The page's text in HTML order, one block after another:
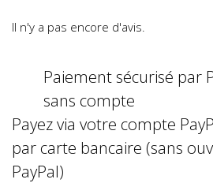
Il n'y a pas encore d'avis.
Paiement sécurisé par
sans compte
Payez via votre compte
par carte bancaire (sans
PayPal)